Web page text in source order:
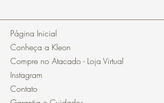
Página Inicial
Conheça a Kleon
Compre no Atacado - Loja Virtual
Instagram
Contato